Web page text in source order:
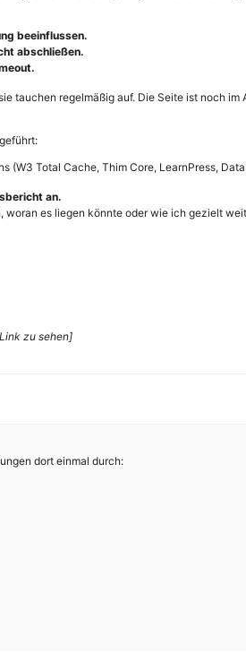
beeinflussen.
abschließen.
tauchen regelmäßig auf. Die Seite ist noch
Total Cache, Thim Core, LearnPress,
an.
es liegen könnte oder wie ich gezielt
zu sehen]
dort einmal durch: